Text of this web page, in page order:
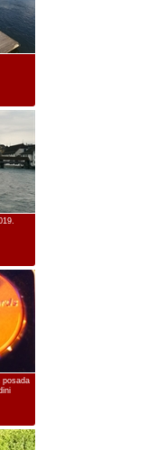
posada